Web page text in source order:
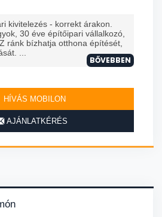
kivitelezés - korrekt árakon.
30 éve építőipari vállalkozó,
ránk bízhatja otthona építését,
...
BŐVEBBEN
HÍVÁS MOBILON
AJÁNLATKÉRÉS